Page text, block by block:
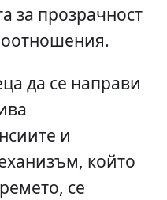
за прозрачност
да се направи
и
който
се